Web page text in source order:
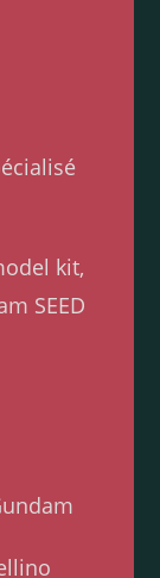
kit,
SEED